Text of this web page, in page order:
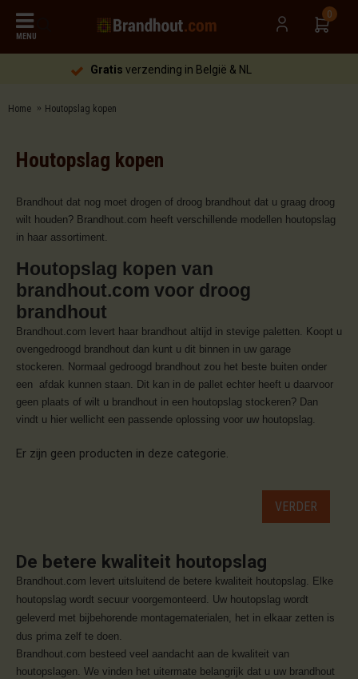
MENU
0
Gratisverzending in België & NL
Home Houtopslag kopen
Houtopslag kopen
Brandhout dat nog moet drogen of droog brandhout dat u graag droog
wilt houden? Brandhout.com heeft verschillende modellen houtopslag
in haar assortiment.
Houtopslag kopen van
brandhout.com voor droog
brandhout
Brandhout.com levert haar brandhout altijd in stevige paletten. Koopt u
ovengedroogd brandhout dan kunt u dit binnen in uw garage
stockeren. Normaal gedroogd brandhout zou het beste buiten onder
een afdak kunnen staan. Dit kan in de pallet echter heeft u daarvoor
geen plaats of wilt u brandhout in een houtopslag stockeren? Dan
vindt u hier wellicht een passende oplossing voor uw houtopslag.
Er zijn geen producten in deze categorie.
VERDER
De betere kwaliteit houtopslag
Brandhout.com levert uitsluitend de betere kwaliteit houtopslag. Elke
houtopslag wordt secuur voorgemonteerd. Uw houtopslag wordt
geleverd met bijbehorende montagematerialen, het in elkaar zetten is
dus prima zelf te doen.
​Brandhout.com besteed veel aandacht aan de kwaliteit van
houtopslagen. We vinden het uitermate belangrijk dat u uw brandhout